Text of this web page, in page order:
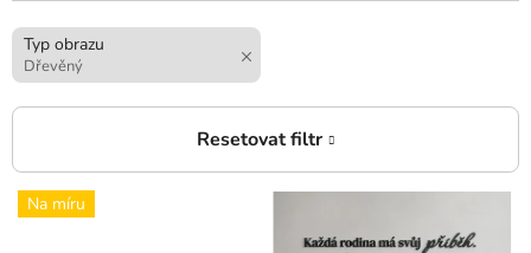
Typ obrazu
Dřevěný
V
ý
Na míru